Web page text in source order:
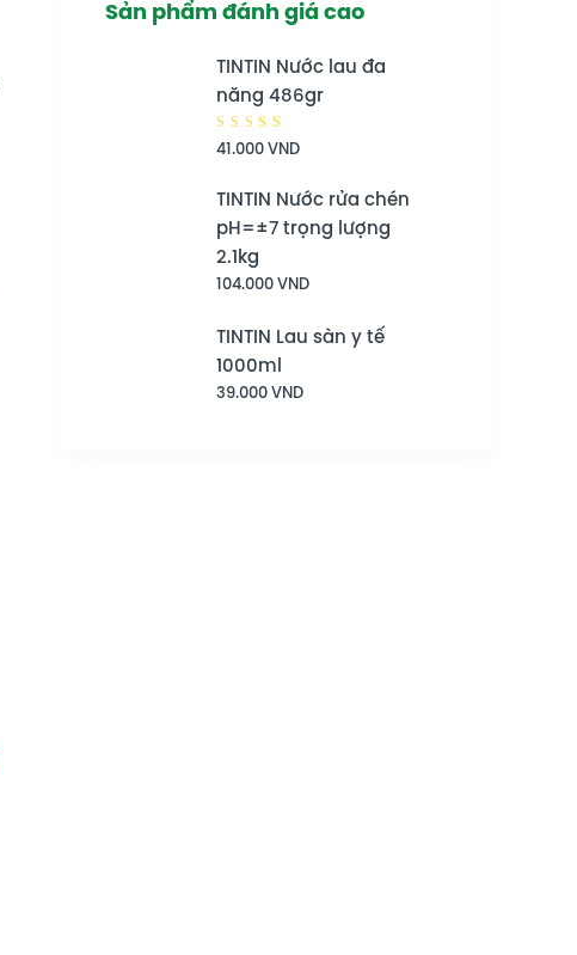
Sản phẩm đánh giá cao
TINTIN Nước lau đa
năng 486gr
xếp hạng
41.000VND
TINTIN Nước rửa chén
pH=±7 trọng lượng
2.1kg
104.000VND
TINTIN Lau sàn y tế
1000ml
39.000VND